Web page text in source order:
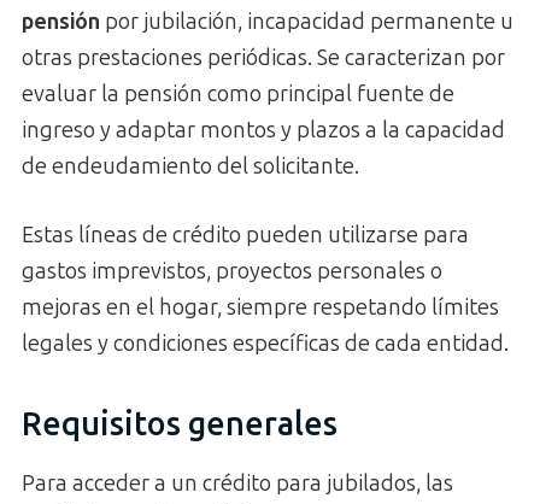
pensión por jubilación, incapacidad permanente u
otras prestaciones periódicas. Se caracterizan por
evaluar la pensión como principal fuente de
ingreso y adaptar montos y plazos a la capacidad
de endeudamiento del solicitante.
Estas líneas de crédito pueden utilizarse para
gastos imprevistos, proyectos personales o
mejoras en el hogar, siempre respetando límites
legales y condiciones específicas de cada entidad.
Requisitos generales
Para acceder a un crédito para jubilados, las